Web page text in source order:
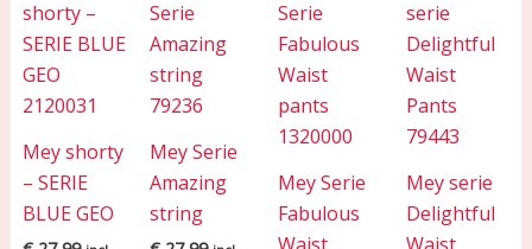
Mey shorty
– SERIE
BLUE GEO
Mey Serie
Amazing
string
Mey Serie
Fabulous
Mey serie
Delightful